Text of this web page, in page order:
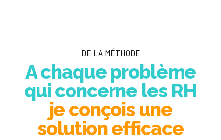
DE LA MÉTHODE
A chaque problème
qui concerne les RH
je conçois une
solution efficace